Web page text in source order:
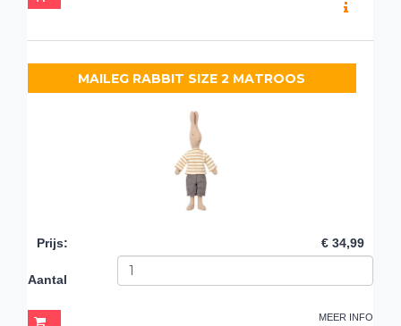
MAILEG RABBIT SIZE 2 MATROOS
Prijs: € 34,99
Aantal
MEER INFO